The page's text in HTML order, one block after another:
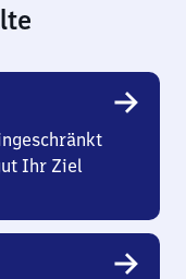
Ihr Ziel